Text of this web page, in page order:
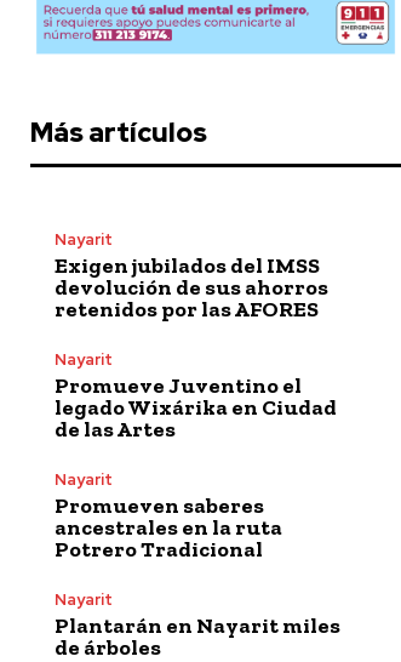
Más artículos
Nayarit
Exigen jubilados del IMSS
devolución de sus ahorros
retenidos por las AFORES
Nayarit
Promueve Juventino el
legado Wixárika en Ciudad
de las Artes
Nayarit
Promueven saberes
ancestrales en la ruta
Potrero Tradicional
Nayarit
Plantarán en Nayarit miles
de árboles